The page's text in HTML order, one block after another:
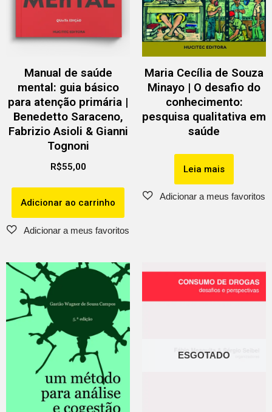
Manual de saúde
mental: guia básico
para atenção primária |
Benedetto Saraceno,
Fabrizio Asioli & Gianni
Tognoni
R$55,00
Adicionar ao carrinho
Maria Cecília de Souza
Minayo | O desafio do
conhecimento:
pesquisa qualitativa em
saúde
Leia mais
ESGOTADO